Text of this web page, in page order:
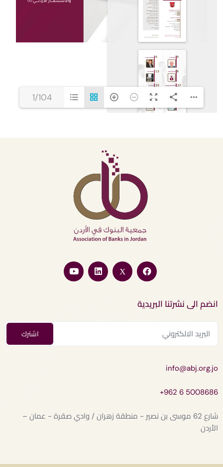
1/104
انضم الى نشرتنا البريدية
info@abj.org.jo
+962 6 5008686
شارع 62 موسى بن نصير - منطقة زهران / وادي صقرة - عمان –
الأردن